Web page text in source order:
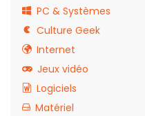
PC & Systèmes
Culture Geek
Internet
Jeux vidéo
Logiciels
Matériel